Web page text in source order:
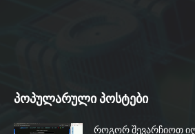
პოპულარული პოსტები
როგორ შევარჩიოთ